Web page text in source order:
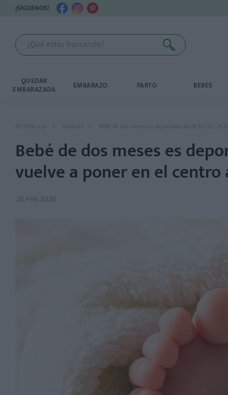
¡SÍGUENOS!
QUEDAR
EMBARAZADA EMBARAZO PARTO BEBÉS
Mi bebé y yo Noticias Bebé de dos meses es deportado desde EE.UU.: el
Bebé de dos meses es
vuelve a poner en el
26 Feb 2026